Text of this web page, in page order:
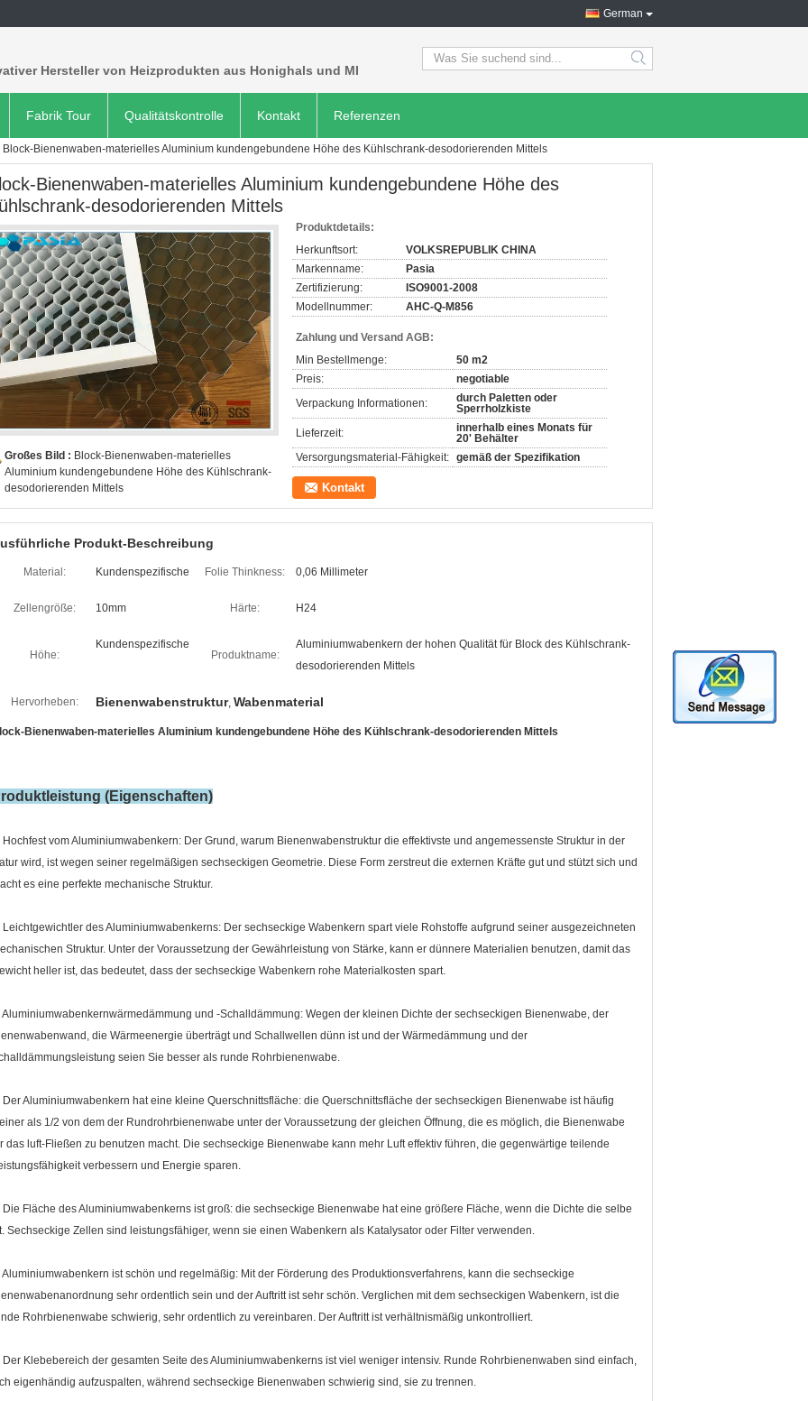
German
Hersteller von Heizprodukten aus Honighals und MI search
Fabrik Tour Qualitätskontrolle Kontakt Referenzen
Block-Bienenwaben-materielles Aluminium kundengebundene Höhe des Kühlschrank-desodorierenden Mittels
Bienenwaben-materielles Aluminium kundengebundene Höhe des
desodorierenden Mittels
Großes Bild : Block-Bienenwaben-materielles
Aluminium kundengebundene Höhe des Kühlschrank-
desodorierenden Mittels
Produktdetails:
Herkunftsort:
VOLKSREPUBLIK CHINA
Markenname:
Pasia
Zertifizierung:
ISO9001-2008
Modellnummer:
AHC-Q-M856
Zahlung und Versand AGB:
Min Bestellmenge:
50 m2
Preis:
negotiable
Verpackung Informationen:
durch Paletten oder
Sperrholzkiste
Lieferzeit:
innerhalb eines Monats für
20' Behälter
Versorgungsmaterial-Fähigkeit: gemäß der Spezifikation
Kontakt
Produkt-Beschreibung
Material: Kundenspezifische Folie Thinkness: 0,06 Millimeter
Zellengröße: 10mm Härte: H24
Höhe:
Kundenspezifische
Produktname:
Aluminiumwabenkern der hohen Qualität für Block des Kühlschrank-
desodorierenden Mittels
Hervorheben: Bienenwabenstruktur, Wabenmaterial
Bienenwaben-materielles Aluminium kundengebundene Höhe des Kühlschrank-desodorierenden Mittels
(Eigenschaften)
Hochfest vom Aluminiumwabenkern: Der Grund, warum Bienenwabenstruktur die effektivste und angemessenste Struktur in der
wird, ist wegen seiner regelmäßigen sechseckigen Geometrie. Diese Form zerstreut die externen Kräfte gut und stützt sich und
es eine perfekte mechanische Struktur.
Leichtgewichtler des Aluminiumwabenkerns: Der sechseckige Wabenkern spart viele Rohstoffe aufgrund seiner ausgezeichneten
Struktur. Unter der Voraussetzung der Gewährleistung von Stärke, kann er dünnere Materialien benutzen, damit das
heller ist, das bedeutet, dass der sechseckige Wabenkern rohe Materialkosten spart.
Aluminiumwabenkernwärmedämmung und -Schalldämmung: Wegen der kleinen Dichte der sechseckigen Bienenwabe, der
die Wärmeenergie überträgt und Schallwellen dünn ist und der Wärmedämmung und der
seien Sie besser als runde Rohrbienenwabe.
Der Aluminiumwabenkern hat eine kleine Querschnittsfläche: die Querschnittsfläche der sechseckigen Bienenwabe ist häufig
als 1/2 von dem der Rundrohrbienenwabe unter der Voraussetzung der gleichen Öffnung, die es möglich, die Bienenwabe
das luft-Fließen zu benutzen macht. Die sechseckige Bienenwabe kann mehr Luft effektiv führen, die gegenwärtige teilende
verbessern und Energie sparen.
Die Fläche des Aluminiumwabenkerns ist groß: die sechseckige Bienenwabe hat eine größere Fläche, wenn die Dichte die selbe
Sechseckige Zellen sind leistungsfähiger, wenn sie einen Wabenkern als Katalysator oder Filter verwenden.
Aluminiumwabenkern ist schön und regelmäßig: Mit der Förderung des Produktionsverfahrens, kann die sechseckige
sehr ordentlich sein und der Auftritt ist sehr schön. Verglichen mit dem sechseckigen Wabenkern, ist die
Rohrbienenwabe schwierig, sehr ordentlich zu vereinbaren. Der Auftritt ist verhältnismäßig unkontrolliert.
Der Klebebereich der gesamten Seite des Aluminiumwabenkerns ist viel weniger intensiv. Runde Rohrbienenwaben sind einfach,
eigenhändig aufzuspalten, während sechseckige Bienenwaben schwierig sind, sie zu trennen.